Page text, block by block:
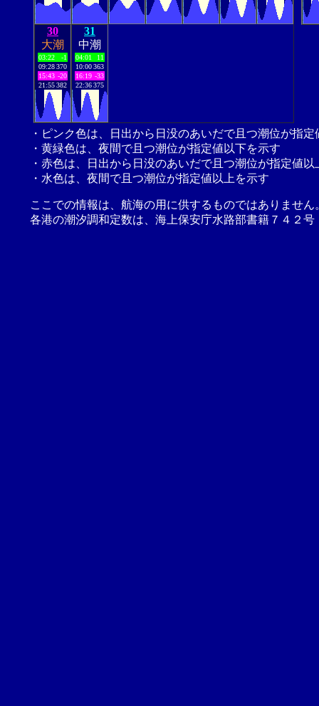
30
大潮
03:22
-1
09:28370
15:43 -20
21:55382
31
中潮
04:01
11
10:00363
16:19 -33
22:36375
・ピンク色は、日出から日没のあいだで且つ潮位が指
・黄緑色は、夜間で且つ潮位が指定値以下を示す
・赤色は、日出から日没のあいだで且つ潮位が指定値以
・水色は、夜間で且つ潮位が指定値以上を示す
ここでの情報は、航海の用に供するものではありませ
各港の潮汐調和定数は、海上保安庁水路部書籍７４２